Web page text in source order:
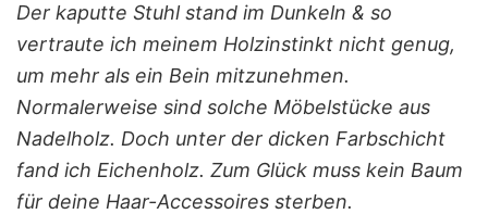
Der kaputte Stuhl stand im Dunkeln & so
vertraute ich meinem Holzinstinkt nicht genug,
um mehr als ein Bein mitzunehmen.
Normalerweise sind solche Möbelstücke aus
Nadelholz. Doch unter der dicken Farbschicht
fand ich Eichenholz. Zum Glück muss kein Baum
für deine Haar-Accessoires sterben.